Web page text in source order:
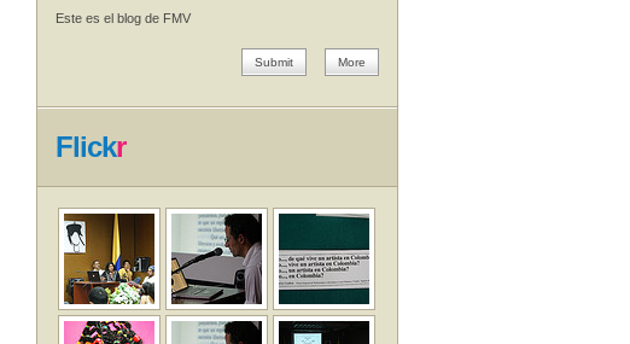
Este es el blog de FMV
More
Submit
Flickr